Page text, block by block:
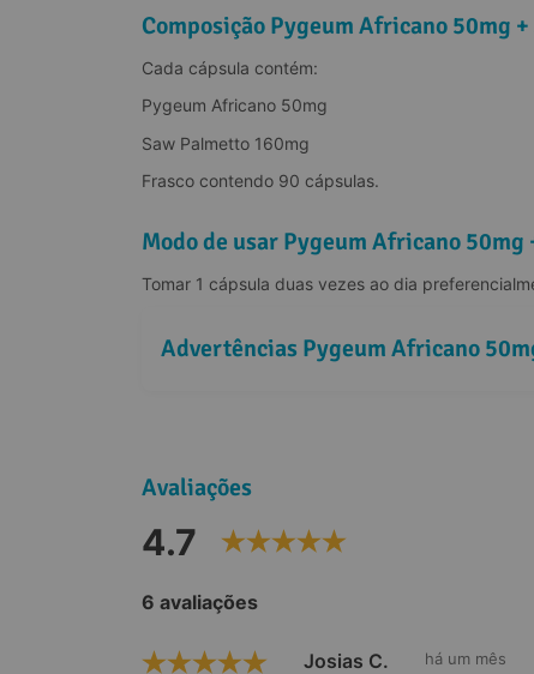
Composição Pygeum Africano 50mg
Cada cápsula contém:
Pygeum Africano 50mg
Saw Palmetto 160mg
Frasco contendo 90 cápsulas.
Modo de usar Pygeum Africano
Tomar 1 cápsula duas vezes ao dia
Advertências Pygeum Africano
Avaliações
4.7
6 avaliações
Josias C. há um mês